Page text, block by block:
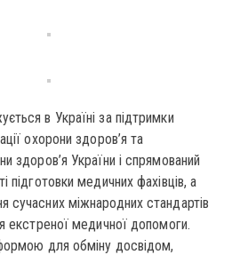
в Україні за підтримки
охорони здоров’я та
здоров’я України і спрямований
підготовки медичних фахівців, а
сучасних міжнародних стандартів
екстреної медичної допомоги.
для обміну досвідом,